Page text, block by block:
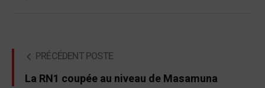
PRÉCÉDENT POSTE
La RN1 coupée au niveau de Masamuna